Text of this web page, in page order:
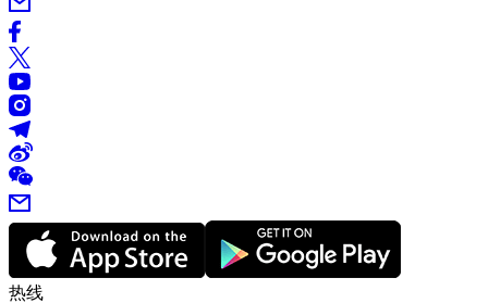
热线